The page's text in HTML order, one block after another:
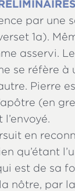
par une
1a).
asservi.
se réfère
Pierre
(en
en
qu’étant
est de sa
nôtre, par